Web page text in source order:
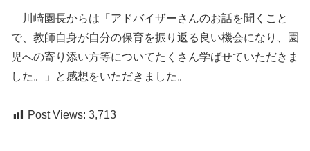
川崎園長からは「アドバイザーさんのお話を聞くこと
で、教師自身が自分の保育を振り返る良い機会になり、園
児への寄り添い方等についてたくさん学ばせていただきま
した。」と感想をいただきました。
Post Views: 3,713